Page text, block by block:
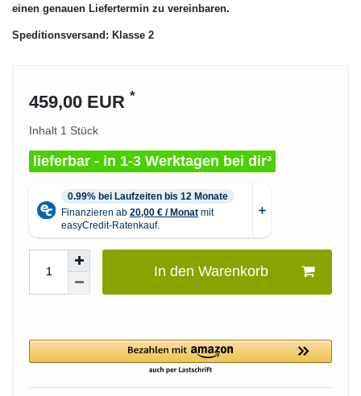
einen genauen Liefertermin zu vereinbaren.
Speditionsversand: Klasse 2
459,00 EUR *
Inhalt 1 Stück
lieferbar - in 1-3 Werktagen bei dir³
In den Warenkorb